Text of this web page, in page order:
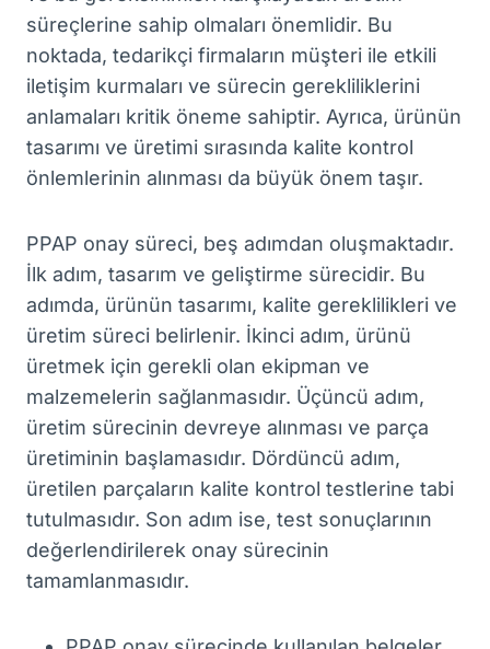
süreçlerine sahip olmaları önemlidir. Bu
noktada, tedarikçi firmaların müşteri ile etkili
iletişim kurmaları ve sürecin gerekliliklerini
anlamaları kritik öneme sahiptir. Ayrıca, ürünün
tasarımı ve üretimi sırasında kalite kontrol
önlemlerinin alınması da büyük önem taşır.
PPAP onay süreci, beş adımdan oluşmaktadır.
İlk adım, tasarım ve geliştirme sürecidir. Bu
adımda, ürünün tasarımı, kalite gereklilikleri ve
üretim süreci belirlenir. İkinci adım, ürünü
üretmek için gerekli olan ekipman ve
malzemelerin sağlanmasıdır. Üçüncü adım,
üretim sürecinin devreye alınması ve parça
üretiminin başlamasıdır. Dördüncü adım,
üretilen parçaların kalite kontrol testlerine tabi
tutulmasıdır. Son adım ise, test sonuçlarının
değerlendirilerek onay sürecinin
tamamlanmasıdır.